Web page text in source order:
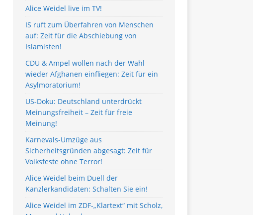
Alice Weidel live im TV!
IS ruft zum Überfahren von Menschen
auf: Zeit für die Abschiebung von
Islamisten!
CDU & Ampel wollen nach der Wahl
wieder Afghanen einfliegen: Zeit für ein
Asylmoratorium!
US-Doku: Deutschland unterdrückt
Meinungsfreiheit – Zeit für freie
Meinung!
Karnevals-Umzüge aus
Sicherheitsgründen abgesagt: Zeit für
Volksfeste ohne Terror!
Alice Weidel beim Duell der
Kanzlerkandidaten: Schalten Sie ein!
Alice Weidel im ZDF-„Klartext“ mit Scholz,